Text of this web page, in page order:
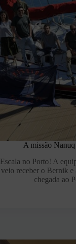
A missão
Escala no Porto! A
veio receber o Bernik e
chegada ao